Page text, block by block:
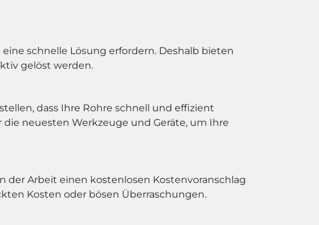
schnelle Lösung erfordern. Deshalb bieten
gelöst werden.
dass Ihre Rohre schnell und effizient
neuesten Werkzeuge und Geräte, um Ihre
der Arbeit einen kostenlosen Kostenvoranschlag
Kosten oder bösen Überraschungen.